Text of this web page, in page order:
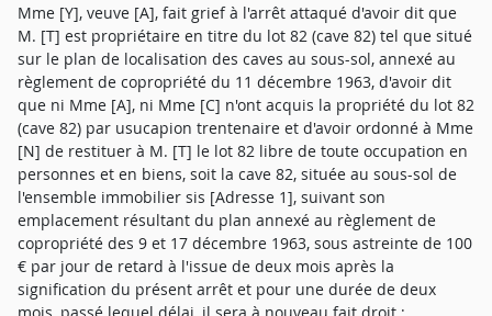
Mme [Y], veuve [A], fait grief à l'arrêt attaqué d'avoir dit que
M. [T] est propriétaire en titre du lot 82 (cave 82) tel que situé
sur le plan de localisation des caves au sous-sol, annexé au
règlement de copropriété du 11 décembre 1963, d'avoir dit
que ni Mme [A], ni Mme [C] n'ont acquis la propriété du lot 82
(cave 82) par usucapion trentenaire et d'avoir ordonné à Mme
[N] de restituer à M. [T] le lot 82 libre de toute occupation en
personnes et en biens, soit la cave 82, située au sous-sol de
l'ensemble immobilier sis [Adresse 1], suivant son
emplacement résultant du plan annexé au règlement de
copropriété des 9 et 17 décembre 1963, sous astreinte de 100
€ par jour de retard à l'issue de deux mois après la
signification du présent arrêt et pour une durée de deux